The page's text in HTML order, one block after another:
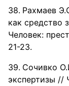
Рахмаев
как средство
Человек:
21-23.
Сочивко
экспертизы //